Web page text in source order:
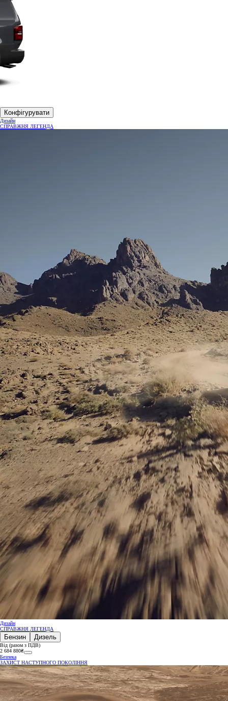
Конфігурувати
Дизайн
СПРАВЖНЯ ЛЕГЕНДА
Дизайн
СПРАВЖНЯ ЛЕГЕНДА
Бензин Дизель
Від (разом з ПДВ)
2 684 880₴
Безпека
ЗАХИСТ НАСТУПНОГО ПОКОЛІННЯ